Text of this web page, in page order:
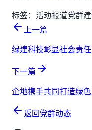
标签： 活动报道党群
上一篇
绿建科技彰显社会责
下一篇
企地携手共同打造绿
返回党群动态